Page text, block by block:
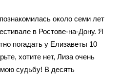
около семи лет
в Ростове-на-Дону. Я
погадать у Елизаветы 10
хотите нет, Лиза очень
судьбу! В десять